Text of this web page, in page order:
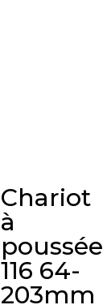
Chariot
à
poussée
116 64-
203mm